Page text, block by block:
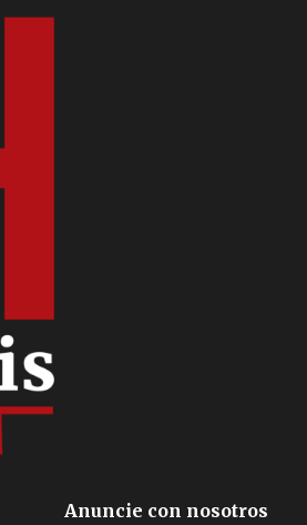
Anuncie con nosotros